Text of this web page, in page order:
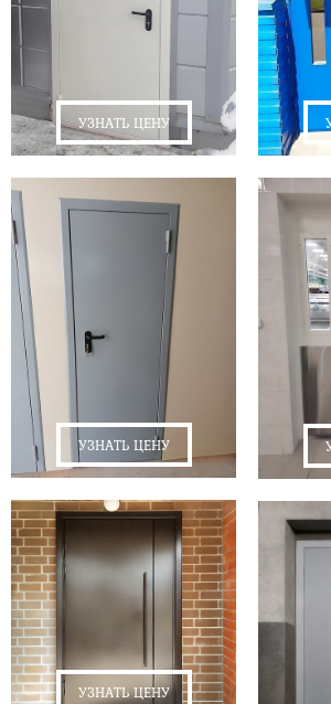
УЗНАТЬ ЦЕНУ
УЗНАТЬ ЦЕНУ
УЗНАТЬ ЦЕНУ